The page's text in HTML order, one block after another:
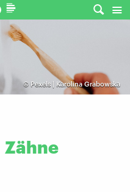
© Pexels | Karolina Grabowska
Zähne